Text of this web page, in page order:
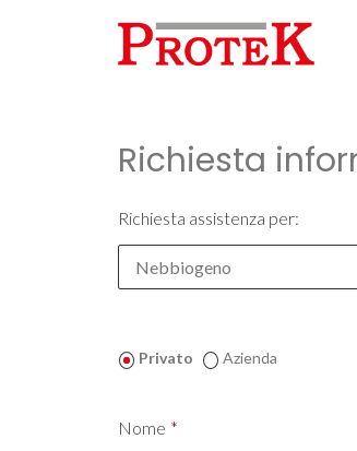
Richiesta
Richiesta assistenza per:
Privato Azienda
Nome *